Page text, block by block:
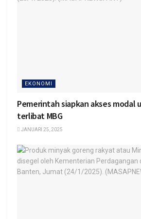
EKONOMI
Pemerintah siapkan akses modal
terlibat MBG
JANUARI 25, 2025